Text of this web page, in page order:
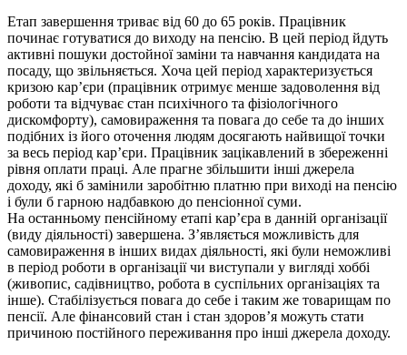
Етап завершення триває від 60 до 65 років. Працівник
починає готуватися до виходу на пенсію. В цей період йдуть
активні пошуки достойної заміни та навчання кандидата на
посаду, що звільняється. Хоча цей період характеризується
кризою кар’єри (працівник отримує менше задоволення від
роботи та відчуває стан психічного та фізіологічного
дискомфорту), самовираження та повага до себе та до інших
подібних із його оточення людям досягають найвищої точки
за весь період кар’єри. Працівник зацікавлений в збереженні
рівня оплати праці. Але прагне збільшити інші джерела
доходу, які б замінили заробітню платню при виході на пенсію
і були б гарною надбавкою до пенсіонної суми.
На останньому пенсійному етапі кар’єра в данній організації
(виду діяльності) завершена. З’являється можливість для
самовираження в інших видах діяльності, які були неможливі
в період роботи в організації чи виступали у вигляді хоббі
(живопис, садівництво, робота в суспільних організаціях та
інше). Стабілізується повага до себе і таким же товарищам по
пенсії. Але фінансовий стан і стан здоров’я можуть стати
причиною постійного переживання про інші джерела доходу.